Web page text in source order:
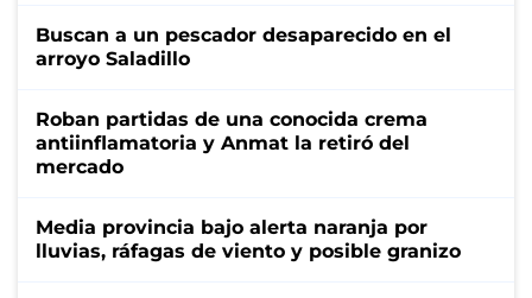
Buscan a un pescador desaparecido en el
arroyo Saladillo
Roban partidas de una conocida crema
antiinflamatoria y Anmat la retiró del
mercado
Media provincia bajo alerta naranja por
lluvias, ráfagas de viento y posible granizo